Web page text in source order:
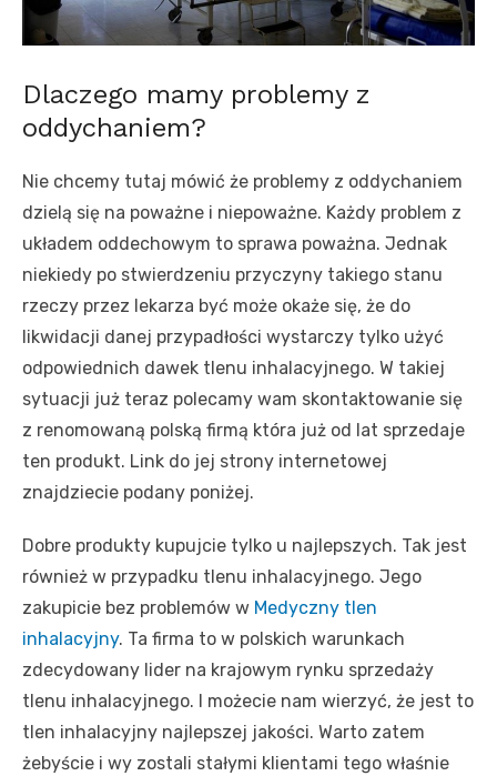
Dlaczego mamy problemy z
oddychaniem?
Nie chcemy tutaj mówić że problemy z oddychaniem
dzielą się na poważne i niepoważne. Każdy problem z
układem oddechowym to sprawa poważna. Jednak
niekiedy po stwierdzeniu przyczyny takiego stanu
rzeczy przez lekarza być może okaże się, że do
likwidacji danej przypadłości wystarczy tylko użyć
odpowiednich dawek tlenu inhalacyjnego. W takiej
sytuacji już teraz polecamy wam skontaktowanie się
z renomowaną polską firmą która już od lat sprzedaje
ten produkt. Link do jej strony internetowej
znajdziecie podany poniżej.
Dobre produkty kupujcie tylko u najlepszych. Tak jest
również w przypadku tlenu inhalacyjnego. Jego
zakupicie bez problemów w Medyczny tlen
inhalacyjny. Ta firma to w polskich warunkach
zdecydowany lider na krajowym rynku sprzedaży
tlenu inhalacyjnego. I możecie nam wierzyć, że jest to
tlen inhalacyjny najlepszej jakości. Warto zatem
żebyście i wy zostali stałymi klientami tego właśnie